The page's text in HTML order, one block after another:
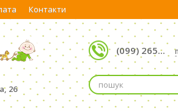
Контакти
26
(099) 265...